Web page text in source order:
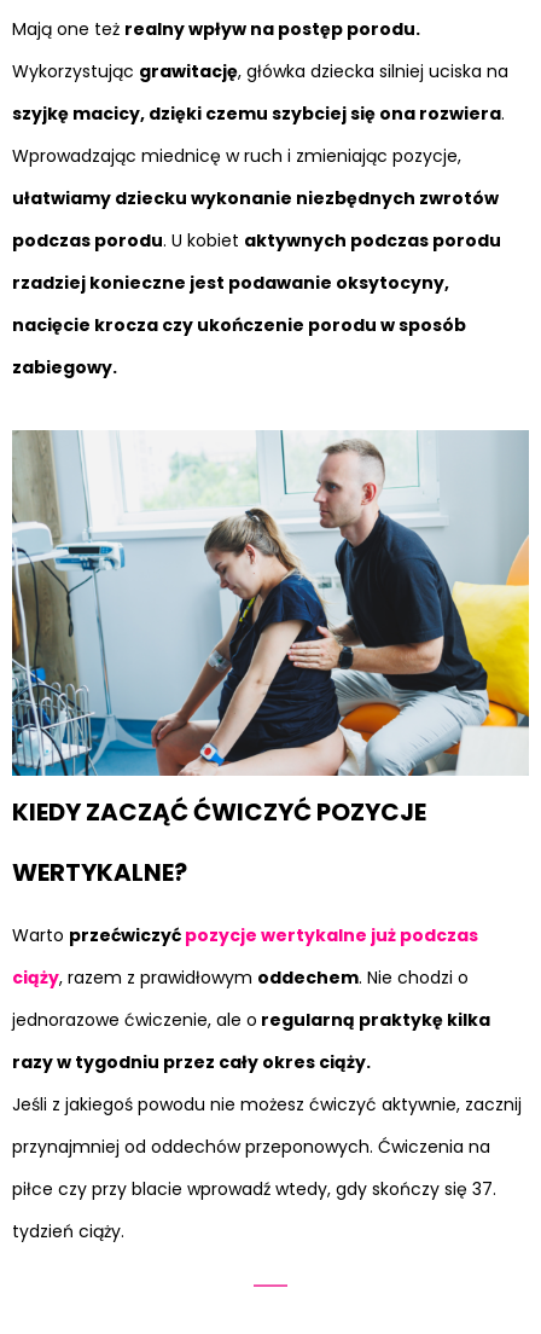
Mają one też realny wpływ na postęp porodu.
Wykorzystując grawitację, główka dziecka silniej uciska na
szyjkę macicy, dzięki czemu szybciej się ona rozwiera.
Wprowadzając miednicę w ruch i zmieniając pozycje,
ułatwiamy dziecku wykonanie niezbędnych zwrotów
podczas porodu. U kobiet aktywnych podczas porodu
rzadziej konieczne jest podawanie oksytocyny,
nacięcie krocza czy ukończenie porodu w sposób
zabiegowy.
KIEDY ZACZĄĆ ĆWICZYĆ POZYCJE
WERTYKALNE?
Warto przećwiczyć pozycje wertykalne już podczas
ciąży, razem z prawidłowym oddechem. Nie chodzi o
jednorazowe ćwiczenie, ale o regularną praktykę kilka
razy w tygodniu przez cały okres ciąży.
Jeśli z jakiegoś powodu nie możesz ćwiczyć aktywnie, zacznij
przynajmniej od oddechów przeponowych. Ćwiczenia na
piłce czy przy blacie wprowadź wtedy, gdy skończy się 37.
tydzień ciąży.